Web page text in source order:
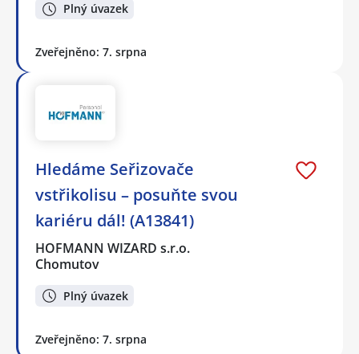
Plný úvazek
Zveřejněno: 7. srpna
Hledáme Seřizovače
vstřikolisu – posuňte svou
kariéru dál! (A13841)
HOFMANN WIZARD s.r.o.
Chomutov
Plný úvazek
Zveřejněno: 7. srpna